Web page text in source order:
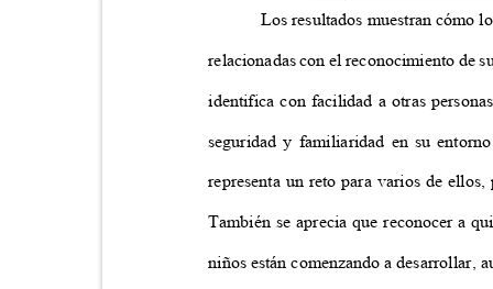
Los resultados muestran cómo
relacionadas con el reconocimiento de
identifica con facilidad a otras
seguridad y familiaridad en su
representa un reto para varios de
También se aprecia que reconocer a
niños están comenzando a desarrollar,